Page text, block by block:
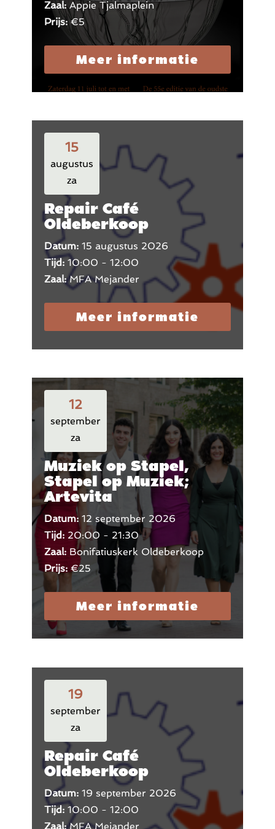
Zaal:Appie Tjalmaplein
Prijs:€5
Meer informatie
15
augustus
za
Repair Café
Oldeberkoop
Datum: 15 augustus 2026
Tijd: 10:00 - 12:00
Zaal:MFA Mejander
Meer informatie
12
september
za
Muziek op Stapel,
Stapel op Muziek;
Artevita
Datum: 12 september 2026
Tijd: 20:00 - 21:30
Zaal: Bonifatiuskerk Oldeberkoop
Prijs: €25
Meer informatie
19
september
za
Repair Café
Oldeberkoop
Datum: 19 september 2026
Tijd: 10:00 - 12:00
Zaal:MFA Mejander